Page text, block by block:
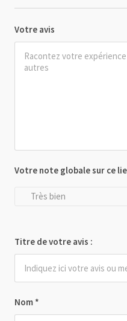
Votre avis
Nom *
Votre note globale sur ce
Très bien
Titre de votre avis :